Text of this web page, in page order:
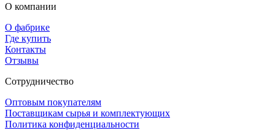
О компании
О фабрике
Где купить
Контакты
Отзывы
Сотрудничество
Оптовым покупателям
Поставщикам сырья и комплектующих
Политика конфиденциальности